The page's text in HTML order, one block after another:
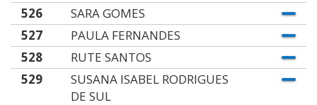
526
SARA GOMES
527
PAULA FERNANDES
528
RUTE SANTOS
529
SUSANA ISABEL RODRIGUES
DE SUL